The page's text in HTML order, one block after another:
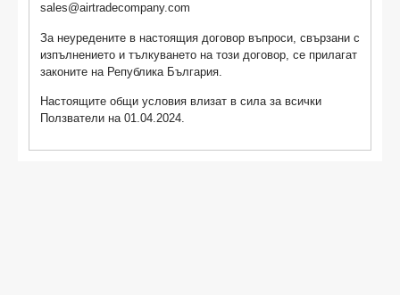
sales@airtradecompany.com
За неуредените в настоящия договор въпроси, свързани с
изпълнението и тълкуването на този договор, се прилагат
законите на Република България.
Настоящите общи условия влизат в сила за всички
Ползватели на 01.04.2024.